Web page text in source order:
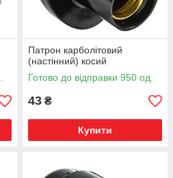
Патрон карболітовий
(настінний) косий
Готово до відправки 950 од.
43 ₴
Купити